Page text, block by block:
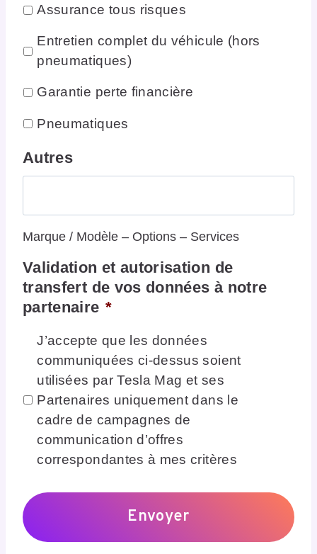
Assurance tous risques
Entretien complet du véhicule (hors
pneumatiques)
Garantie perte financière
Pneumatiques
Autres
Marque / Modèle – Options – Services
Validation et autorisation de
transfert de vos données à notre
partenaire *
J’accepte que les données
communiquées ci-dessus soient
utilisées par Tesla Mag et ses
Partenaires uniquement dans le
cadre de campagnes de
communication d’offres
correspondantes à mes critères